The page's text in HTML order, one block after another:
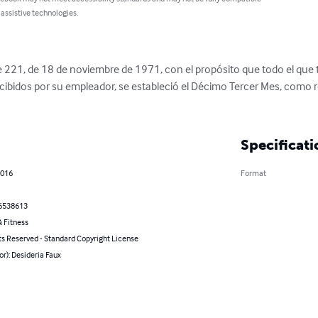
technologies.
221, de 18 de noviembre de 1971, con el propósito que todo el
por su empleador, se estableció el Décimo Tercer Mes,
Fitness
Reserved - Standard Copyright License
Desideria Faux
Format